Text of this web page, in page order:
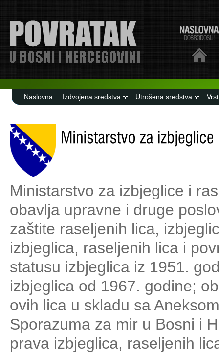
Naslovna Izdvojena sredstva Utrošena sredstva
Ministarstvo za izbjeglice i
obavlja upravne i druge
zaštite raseljenih lica,
izbjeglica, raseljenih lica i
statusu izbjeglica iz 1951.
izbjeglica od 1967. godine;
ovih lica u skladu sa
Sporazuma za mir u Bosni i
prava izbjeglica, raseljenih